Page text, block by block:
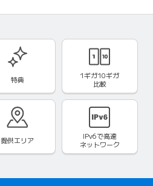
特典
1ギガ10ギガ
比較
提供エリア IPv6で高速
ネットワーク